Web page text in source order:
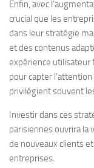
Enfin, avec
crucial que les
dans leur stratégie
et des contenus
expérience utilisateur
pour capter
privilégient souvent
Investir dans ces
parisiennes ouvrira la
de nouveaux clients
entreprises.